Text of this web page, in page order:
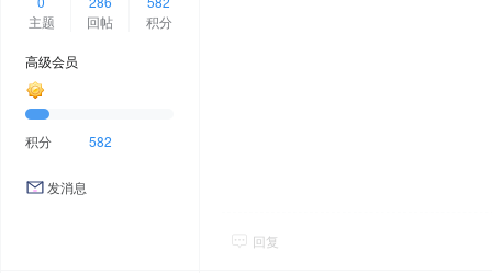
主题
回帖
积分
高级会员
积分 582
发消息
回复